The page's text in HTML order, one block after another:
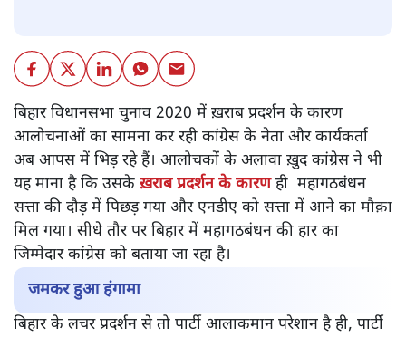
बिहार विधानसभा चुनाव 2020 में ख़राब प्रदर्शन के कारण
आलोचनाओं का सामना कर रही कांग्रेस के नेता और कार्यकर्ता
अब आपस में भिड़ रहे हैं। आलोचकों के अलावा ख़ुद कांग्रेस ने भी
यह माना है कि उसके ख़राब प्रदर्शन के कारणही महागठबंधन
सत्ता की दौड़ में पिछड़ गया और एनडीए को सत्ता में आने का मौक़ा
मिल गया। सीधे तौर पर बिहार में महागठबंधन की हार का
जिम्मेदार कांग्रेस को बताया जा रहा है।
जमकर हुआ हंगामा
बिहार के लचर प्रदर्शन से तो पार्टी आलाकमान परेशान है ही, पार्टी